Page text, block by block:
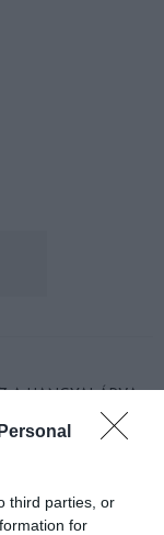
third parties, or
for
A HANGYALÁRVA
LEGDRÁGÁBB